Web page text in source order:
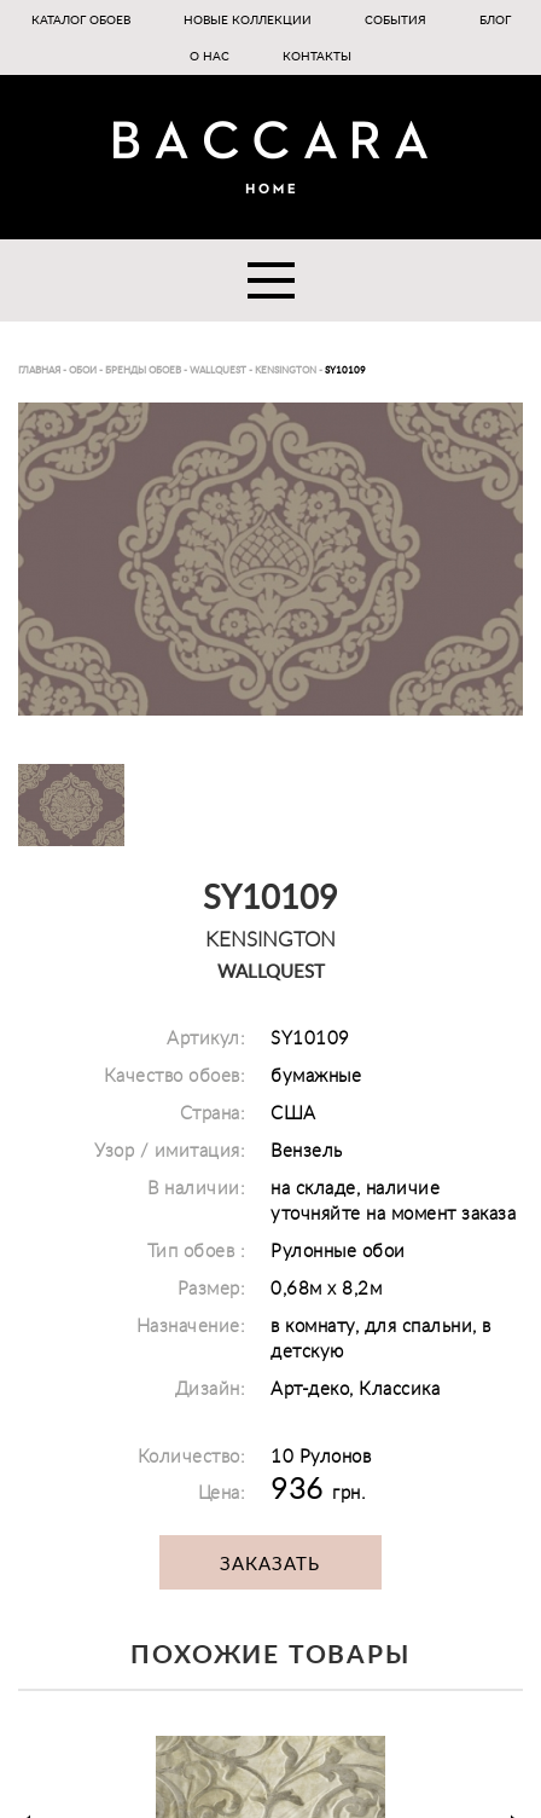
КАТАЛОГ ОБОЕВ НОВЫЕ КОЛЛЕКЦИИ СОБЫТИЯ БЛОГ
О НАС КОНТАКТЫ
ГЛАВНАЯ - ОБОИ - БРЕНДЫ ОБОЕВ - WALLQUEST - KENSINGTON - SY10109
SY10109
KENSINGTON
WALLQUEST
Артикул: SY10109
Качество обоев: бумажные
Страна: США
Узор / имитация: Вензель
В наличии:
на складе, наличие
уточняйте на момент заказа
Тип обоев : Рулонные обои
Размер: 0,68м х 8,2м
Назначение:
в комнату, для спальни, в
детскую
Дизайн: Арт-деко, Классика
Количество:
10 Рулонов
Цена:
936 грн.
ЗАКАЗАТЬ
ПОХОЖИЕ ТОВАРЫ